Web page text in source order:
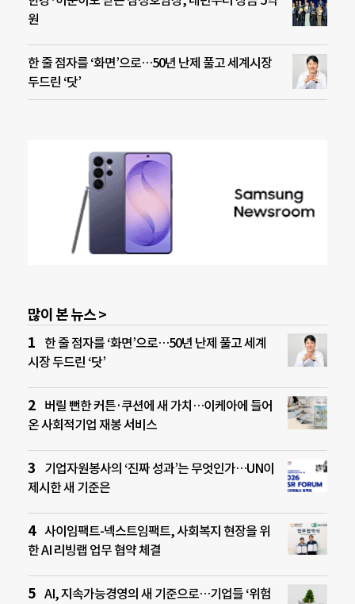
원
한 줄 점자를 ‘화면’으로…50년 난제 풀고 세계시장
두드린 ‘닷’
많이 본 뉴스 >
한 줄 점자를 ‘화면’으로…50년 난제 풀고 세계
시장 두드린 ‘닷’
버릴 뻔한 커튼·쿠션에 새 가치…이케아에 들어
온 사회적기업 재봉 서비스
기업자원봉사의 ‘진짜 성과’는 무엇인가…UN이
제시한 새 기준은
사이임팩트-넥스트임팩트, 사회복지 현장을 위
한 AI 리빙랩 업무 협약 체결
AI, 지속가능경영의 새 기준으로…기업들 ‘위험